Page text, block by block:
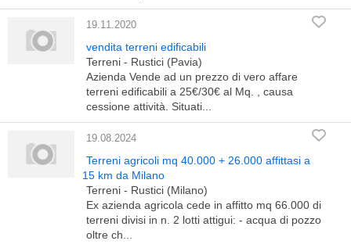
19.11.2020
vendita terreni edificabili
Terreni - Rustici (Pavia)
Azienda Vende ad un prezzo di vero affare
terreni edificabili a 25€/30€ al Mq. , causa
cessione attività. Situati...
19.08.2024
Terreni agricoli mq 40.000 + 26.000 affittasi a
15 km da Milano
Terreni - Rustici (Milano)
Ex azienda agricola cede in affitto mq 66.000 di
terreni divisi in n. 2 lotti attigui: - acqua di pozzo
oltre ch...